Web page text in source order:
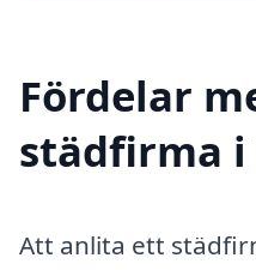
Fördelar
städfirma i
Att anlita ett